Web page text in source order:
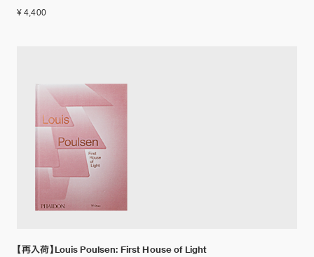
¥ 4,400
【再入荷】Louis Poulsen: First House of Light